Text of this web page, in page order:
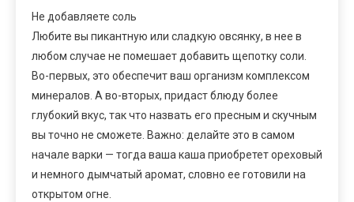
Не добавляете соль
Любите вы пикантную или сладкую овсянку, в нее в
любом случае не помешает добавить щепотку соли.
Во-первых, это обеспечит ваш организм комплексом
минералов. А во-вторых, придаст блюду более
глубокий вкус, так что назвать его пресным и скучным
вы точно не сможете. Важно: делайте это в самом
начале варки — тогда ваша каша приобретет ореховый
и немного дымчатый аромат, словно ее готовили на
открытом огне.